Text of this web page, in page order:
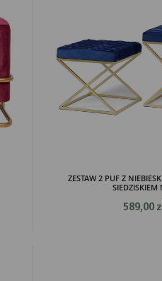
ZESTAW 2 PUF Z
SIEDZISKIEM
589,00